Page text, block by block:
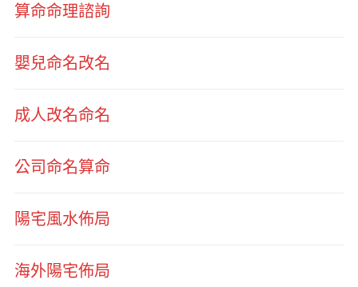
算命命理諮詢
嬰兒命名改名
成人改名命名
公司命名算命
陽宅風水佈局
海外陽宅佈局